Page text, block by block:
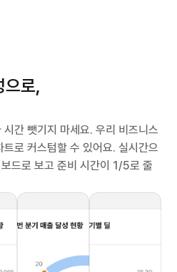
리가 아닌
중할 수 있도록.
개서 받아보기
으로,
간 뺏기지 마세요. 우리 비즈니스
로 커스텀할 수 있어요. 실시간으
드로 보고 준비 시간이 1/5로 줄